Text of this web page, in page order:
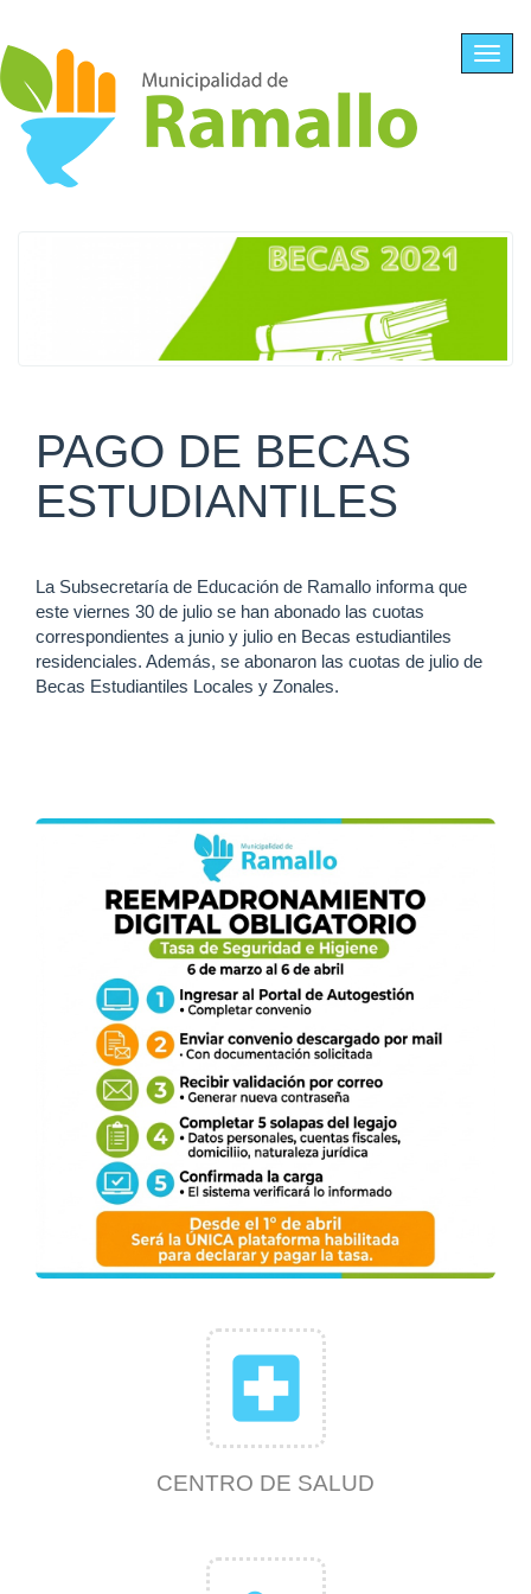
PAGO DE BECAS
ESTUDIANTILES
La Subsecretaría de Educación de Ramallo informa que
este viernes 30 de julio se han abonado las cuotas
correspondientes a junio y julio en Becas estudiantiles
residenciales. Además, se abonaron las cuotas de julio de
Becas Estudiantiles Locales y Zonales.
local_hospital
CENTRO DE SALUD